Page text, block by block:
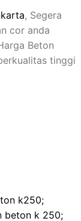
, Segera
cor anda
Beton
tinggi